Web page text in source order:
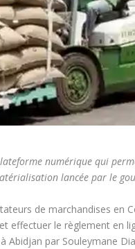
numérique qui
lancée par le
de marchandises en
effectuer le règlement en
Abidjan par Souleymane